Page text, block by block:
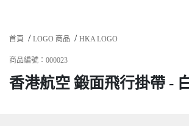
首頁 LOGO 商品 HKA LOGO
商品編號：000023
香港航空 鍛面飛行掛帶 -